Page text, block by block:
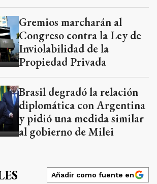
Gremios marcharán al
Congreso contra la Ley de
Inviolabilidad de la
Propiedad Privada
Brasil degradó la relación
diplomática con Argentina
y pidió una medida similar
al gobierno de Milei
Añadir como fuente en